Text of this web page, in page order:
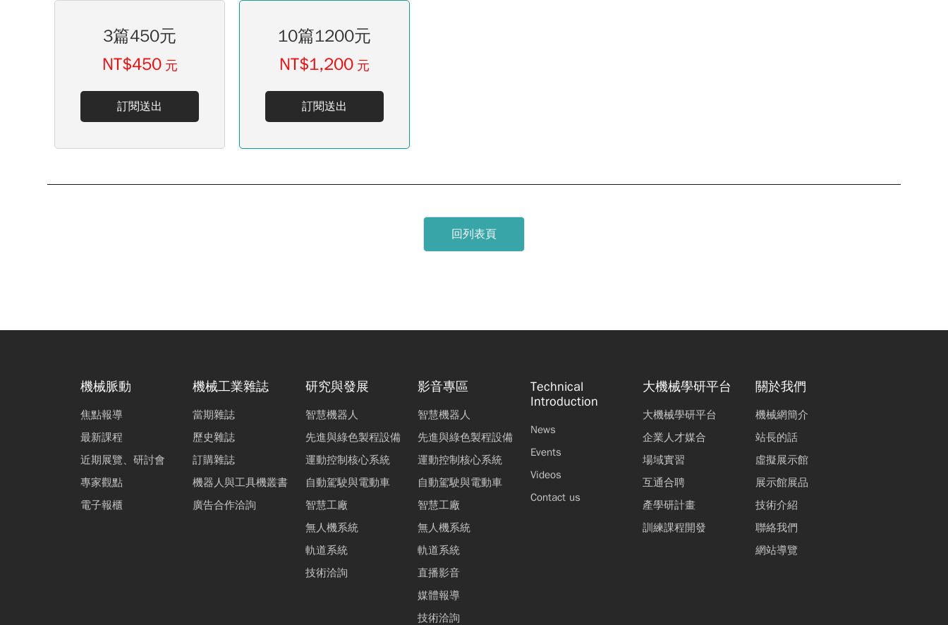
3篇450元
NT$450 元
訂閱送出
10篇1200元
NT$1,200 元
訂閱送出
回列表頁
機械脈動
焦點報導
最新課程
近期展覽、研討會
專家觀點
電子報櫃
機械工業雜誌
當期雜誌
歷史雜誌
訂購雜誌
機器人與工具機叢書
廣告合作洽詢
研究與發展
智慧機器人
先進與綠色製程設備
運動控制核心系統
自動駕駛與電動車
智慧工廠
無人機系統
軌道系統
技術洽詢
影音專區
智慧機器人
先進與綠色製程設備
運動控制核心系統
自動駕駛與電動車
智慧工廠
無人機系統
軌道系統
直播影音
媒體報導
技術洽詢
Technical
Introduction
News
Events
Videos
Contact us
大機械學研平台
大機械學研平台
企業人才媒合
場域實習
互通合聘
產學研計畫
訓練課程開發
關於我們
機械網簡介
站長的話
虛擬展示館
展示館展品
技術介紹
聯絡我們
網站導覽